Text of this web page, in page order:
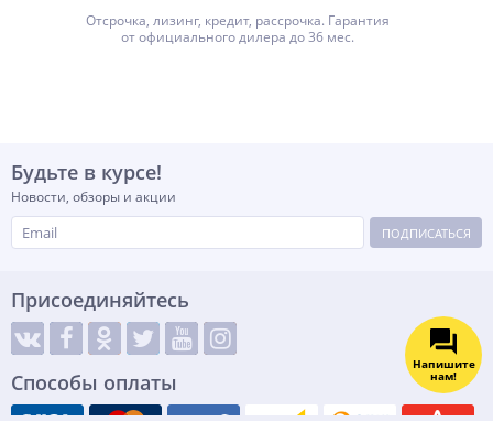
Отсрочка, лизинг, кредит, рассрочка. Гарантия
от официального дилера до 36 мес.
Будьте в курсе!
Новости, обзоры и акции
ПОДПИСАТЬСЯ
Присоединяйтесь
Способы оплаты
Напишите
нам!